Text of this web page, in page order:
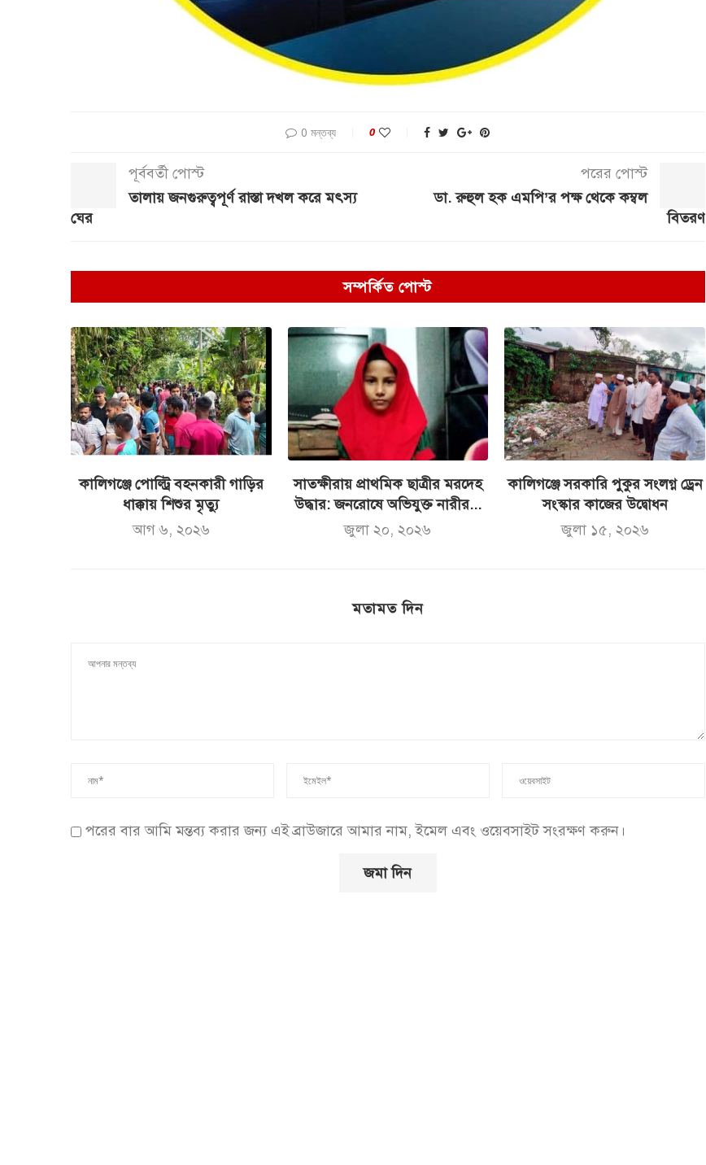
0 মন্তব্য 0
পূর্ববর্তী পোস্ট
তালায় জনগুরুত্বপূর্ণ রাস্তা দখল করে মৎস্য
ঘের
পরের পোস্ট
ডা. রুহুল হক এমপি’র পক্ষ থেকে কম্বল
বিতরণ
সম্পর্কিত পোস্ট
কালিগঞ্জে পোল্ট্রি বহনকারী গাড়ির
ধাক্কায় শিশুর মৃত্যু
আগ ৬, ২০২৬
সাতক্ষীরায় প্রাথমিক ছাত্রীর মরদেহ
উদ্ধার: জনরোষে অভিযুক্ত নারীর...
জুলা ২০, ২০২৬
কালিগঞ্জে সরকারি পুকুর সংলগ্ন ড্রেন
সংস্কার কাজের উদ্বোধন
জুলা ১৫, ২০২৬
মতামত দিন
পরের বার আমি মন্তব্য করার জন্য এই ব্রাউজারে আমার নাম, ইমেল এবং ওয়েবসাইট সংরক্ষণ করুন।